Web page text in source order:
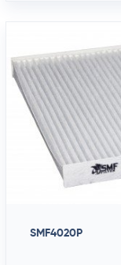
SMF4020P